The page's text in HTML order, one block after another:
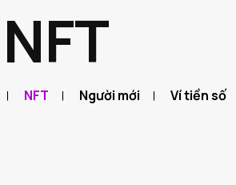
NFT
NFT Người mới Ví tiền số